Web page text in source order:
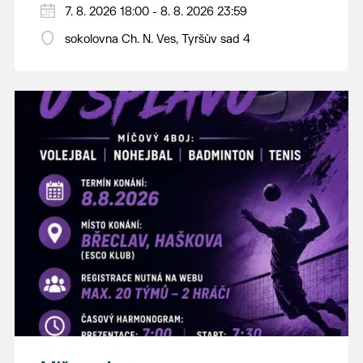
PÁTEK 7. srpna
18:00 - ruční stavění máje
14:00 - krojový průvod pro stárky od
hostince “U Buvola”
16:00 - odpolední zábava na sokolovně
21:00 - večerní zábava
K tanci a poslechu bude hrát DH
Lanžhotčané.
Těšíme se na Vás!
7. 8. 2026 18:00 - 8. 8. 2026 23:59
sokolovna Ch. N. Ves, Tyršův sad 4